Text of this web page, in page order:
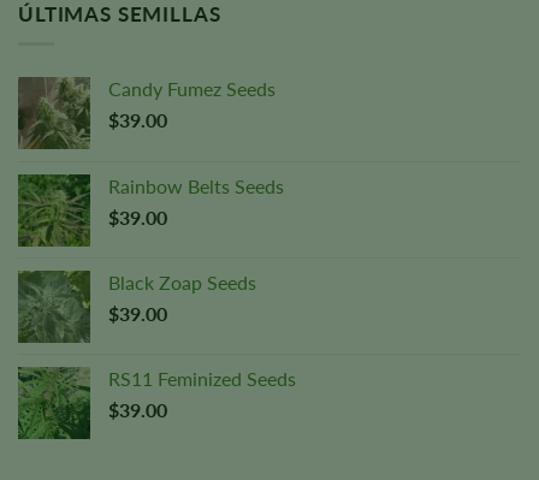
ÚLTIMAS SEMILLAS
Candy Fumez Seeds
$39.00
Rainbow Belts Seeds
$39.00
Black Zoap Seeds
$39.00
RS11 Feminized Seeds
$39.00